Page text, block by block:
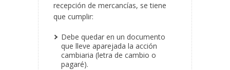
recepción de mercancías, se tiene
que cumplir:
Debe quedar en un documento
que lleve aparejada la acción
cambiaria (letra de cambio o
pagaré).